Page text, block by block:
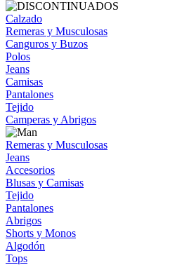
Calzado
Remeras y Musculosas
Canguros y Buzos
Polos
Jeans
Camisas
Pantalones
Tejido
Camperas y Abrigos
Remeras y Musculosas
Jeans
Accesorios
Blusas y Camisas
Tejido
Pantalones
Abrigos
Shorts y Monos
Algodón
Tops